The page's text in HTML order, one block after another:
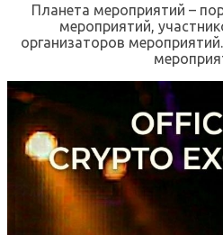
Планета мероприятий –
мероприятий,
организаторов